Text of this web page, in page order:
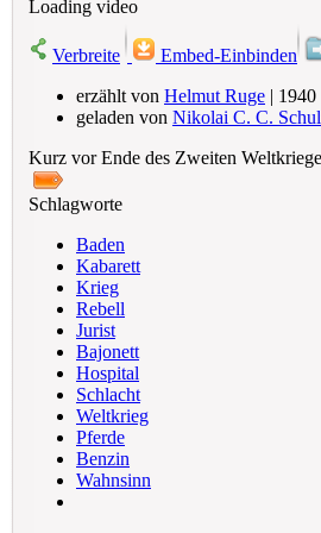
Loading video
Verbreite Embed-Einbinden
erzählt von Helmut Ruge | 1940
geladen von Nikolai C. C.
Kurz vor Ende des Zweiten
Schlagworte
Baden
Kabarett
Krieg
Rebell
Jurist
Bajonett
Hospital
Schlacht
Weltkrieg
Pferde
Benzin
Wahnsinn